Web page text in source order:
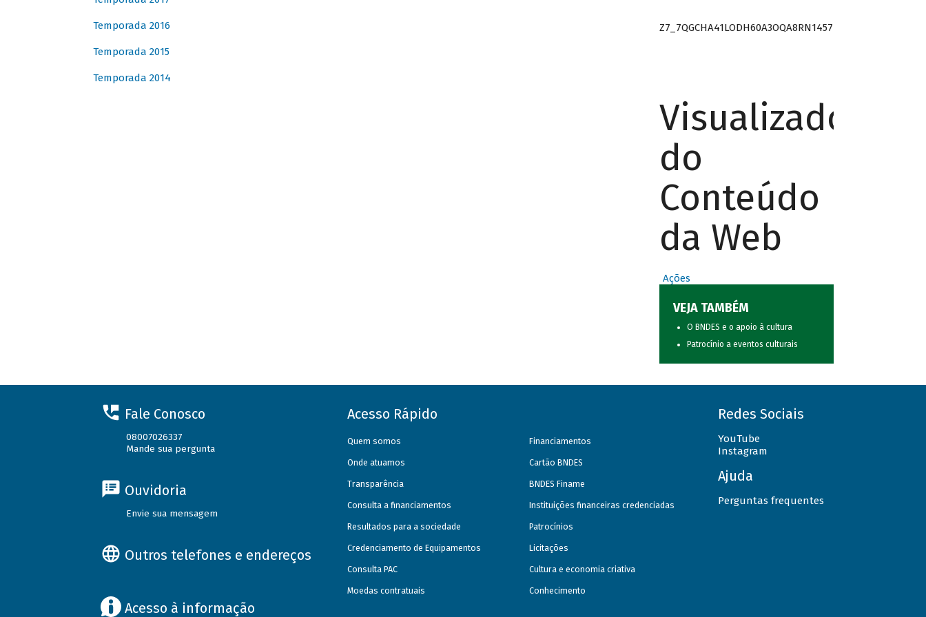
Temporada 2016
Temporada 2015
Temporada 2014
Z7_7QGCHA41LODH60A3OQA8RN1457
Visualizador
do
Conteúdo
da Web
Ações
VEJA TAMBÉM
O BNDES e o apoio à cultura
Patrocínio a eventos culturais
Fale Conosco
08007026337
Mande sua pergunta
Ouvidoria
Envie sua mensagem
Outros telefones e endereços
Acesso à informação
Acesso Rápido
Quem somos
Onde atuamos
Transparência
Consulta a financiamentos
Resultados para a sociedade
Credenciamento de Equipamentos
Consulta PAC
Moedas contratuais
Financiamentos
Cartão BNDES
BNDES Finame
Instituições financeiras credenciadas
Patrocínios
Licitações
Cultura e economia criativa
Conhecimento
Redes Sociais
YouTube
Instagram
Ajuda
Perguntas frequentes